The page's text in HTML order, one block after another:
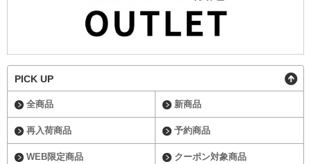
PICK UP
全商品 新商品
再入荷商品 予約商品
WEB限定商品 クーポン対象商品